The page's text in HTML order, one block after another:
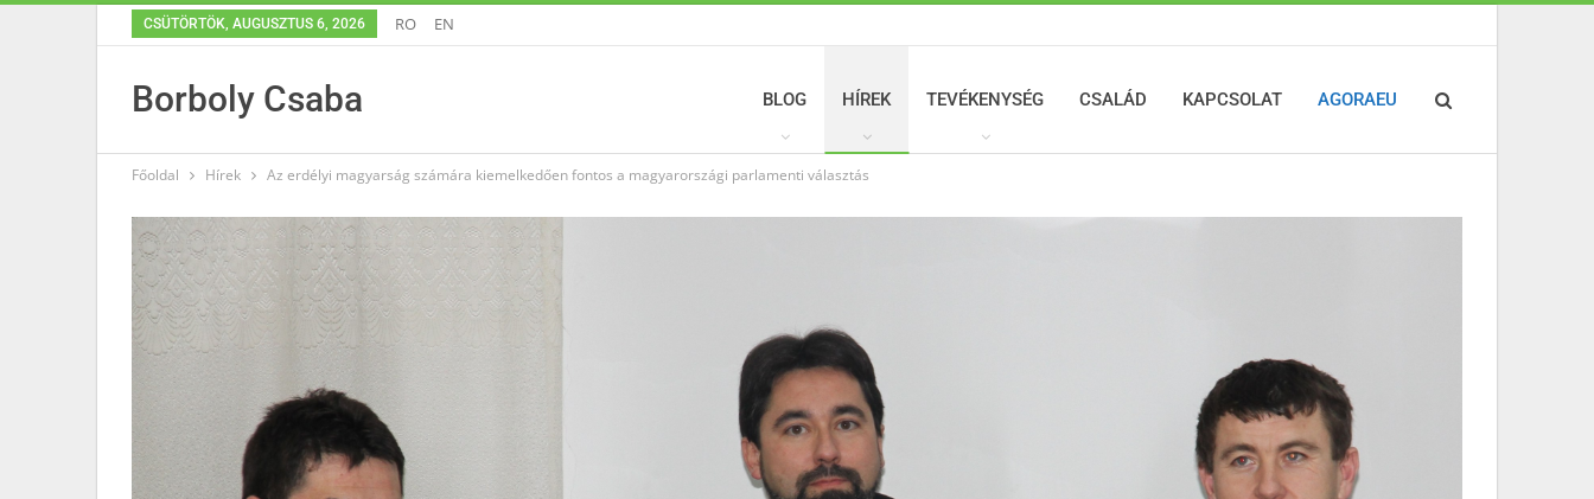
CSÜTÖRTÖK, AUGUSZTUS 6, 2026 RO EN
Borboly Csaba BLOG HÍREK TEVÉKENYSÉG CSALÁD KAPCSOLAT AGORAEU
Főoldal Hírek Az erdélyi magyarság számára kiemelkedően fontos a magyarországi parlamenti választás